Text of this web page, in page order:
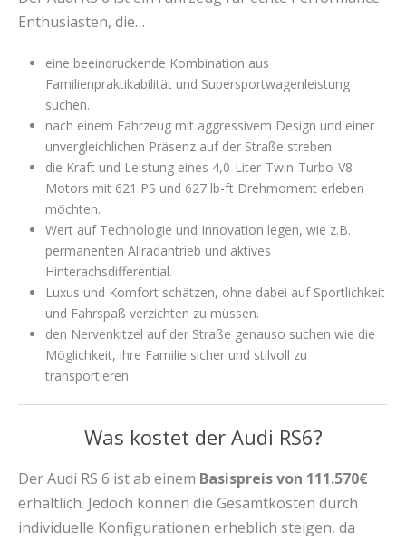
Enthusiasten, die…
eine beeindruckende Kombination aus
Familienpraktikabilität und Supersportwagenleistung
suchen.
nach einem Fahrzeug mit aggressivem Design und einer
unvergleichlichen Präsenz auf der Straße streben.
die Kraft und Leistung eines 4,0-Liter-Twin-Turbo-V8-
Motors mit 621 PS und 627 lb-ft Drehmoment erleben
möchten.
Wert auf Technologie und Innovation legen, wie z.B.
permanenten Allradantrieb und aktives
Hinterachsdifferential.
Luxus und Komfort schätzen, ohne dabei auf Sportlichkeit
und Fahrspaß verzichten zu müssen.
den Nervenkitzel auf der Straße genauso suchen wie die
Möglichkeit, ihre Familie sicher und stilvoll zu
transportieren.
Was kostet der Audi RS6?
Der Audi RS 6 ist ab einem Basispreis von 111.570€
erhältlich. Jedoch können die Gesamtkosten durch
individuelle Konfigurationen erheblich steigen, da